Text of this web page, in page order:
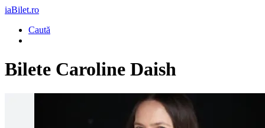
iaBilet.ro
Caută
Bilete Caroline Daish